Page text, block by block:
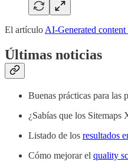
El artículo AI-Generated
Últimas noticias
Buenas prácticas para las
¿Sabías que los Sitemaps
Listado de los resultados
Cómo mejorar el quality